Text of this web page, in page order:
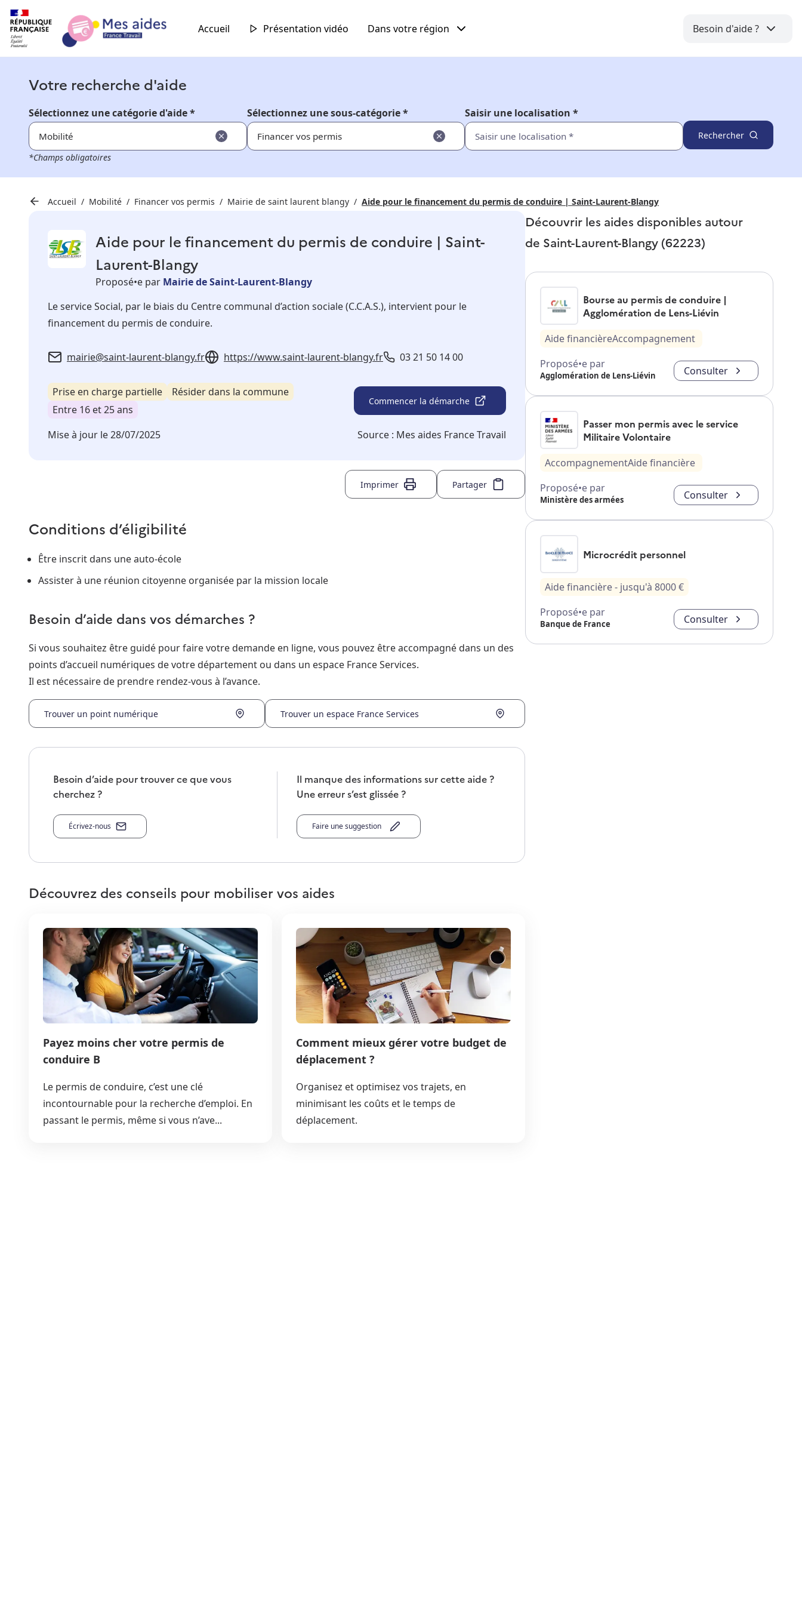
Accueil Présentation vidéo Dans votre région Besoin d'aide ?
Votre recherche d'aide
Sélectionnez une catégorie d'aide *
Mobilité
Sélectionnez une sous-catégorie *
Financer vos permis
Saisir une localisation *
Rechercher
*Champs obligatoires
Accueil Mobilité Financer vos permis Mairie de saint laurent blangy Aide pour le financement du permis de conduire | Saint-Laurent-Blangy
Aide pour le financement du permis de conduire | Saint-
Laurent-Blangy
Proposé•e par Mairie de Saint-Laurent-Blangy
Le service Social, par le biais du Centre communal d’action sociale (C.C.A.S.), intervient pour le
financement du permis de conduire.
mairie@saint-laurent-blangy.fr https://www.saint-laurent-blangy.fr 03 21 50 14 00
Prise en charge partielle
Résider dans la commune
Entre 16 et 25 ans
Commencer la démarche
Mise à jour le28/07/2025 Source : Mes aides France Travail
Imprimer Partager
Conditions d’éligibilité
Être inscrit dans une auto-école
Assister à une réunion citoyenne organisée par la mission locale
Besoin d’aide dans vos démarches ?
Si vous souhaitez être guidé pour faire votre demande en ligne, vous pouvez être accompagné dans un des
points d’accueil numériques de votre département ou dans un espace France Services.
Il est nécessaire de prendre rendez-vous à l’avance.
Trouver un point numérique Trouver un espace France Services
Besoin d’aide pour trouver ce que vous
cherchez ?
Écrivez-nous
Il manque des informations sur cette aide ?
Une erreur s’est glissée ?
Faire une suggestion
Découvrez des conseils pour mobiliser vos aides
Payez moins cher votre permis de
conduire B
Le permis de conduire, c’est une clé
incontournable pour la recherche d’emploi. En
passant le permis, même si vous n’ave...
Comment mieux gérer votre budget de
déplacement ?
Organisez et optimisez vos trajets, en
minimisant les coûts et le temps de
déplacement.
Découvrir les aides disponibles autour
de Saint-Laurent-Blangy (62223)
Bourse au permis de conduire |
Agglomération de Lens-Liévin
Aide financièreAccompagnement
Proposé•e par
Agglomération de Lens-Liévin Consulter
Passer mon permis avec le service
Militaire Volontaire
AccompagnementAide financière
Proposé•e par
Ministère des armées Consulter
Microcrédit personnel
Aide financière- jusqu'à 8000€
Proposé•e par
Banque de France Consulter